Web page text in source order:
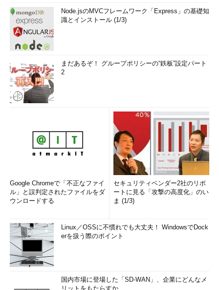
Node.jsのMVCフレームワーク「Express」の基礎知
識とインストール (1/3)
まだあるぞ！ グループポリシーの“鉄板”設定パート
2
Google Chromeで「不正なファイ
ル」と誤判定されたファイルをダ
ウンロードする
セキュリティベンダー2社のリポ
ートに見る「攻撃の高度化」のい
ま (1/3)
Linux／OSSに不慣れでも大丈夫！ WindowsでDock
erを扱う際のポイント
国内市場に登場した「SD-WAN」、企業にどんなメ
リットをもたらすか